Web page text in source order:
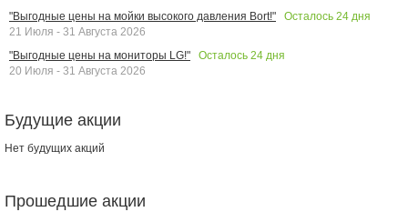
"Выгодные цены на мойки высокого давления Bort!"
Осталось 24 дня
21 Июля - 31 Августа 2026
"Выгодные цены на мониторы LG!"
Осталось 24 дня
20 Июля - 31 Августа 2026
Будущие акции
Нет будущих акций
Прошедшие акции